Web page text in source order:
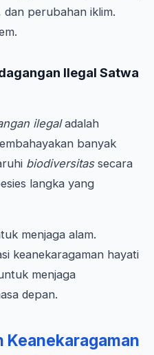
perubahan iklim.
Ilegal Satwa
ilegaladalah
banyak
biodiversitassecara
langka yang
menjaga alam.
keanekaragaman hayati
menjaga
depan.
Keanekaragaman